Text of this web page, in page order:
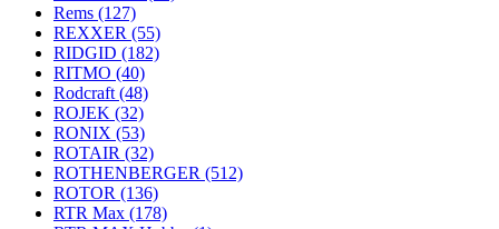
Rems (127)
REXXER (55)
RIDGID (182)
RITMO (40)
Rodcraft (48)
ROJEK (32)
RONIX (53)
ROTAIR (32)
ROTHENBERGER (512)
ROTOR (136)
RTR Max (178)